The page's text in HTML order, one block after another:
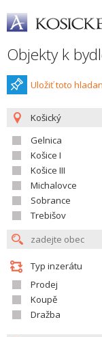
Objekty k
Uložiť toto
Košický
Gelnica
Košice I
Košice III
Michalovce
Sobrance
Trebišov
Typ inzerátu
Prodej
Koupě
Dražba